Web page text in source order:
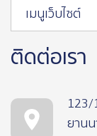
เมนูเว็บไซต์
ติดต่อเรา
ยาน